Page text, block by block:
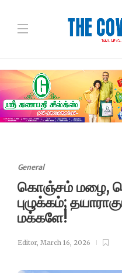
General
கொஞ்சம் மழை,
புழுக்கம்;
மக்களே!
Editor, March 16, 2026